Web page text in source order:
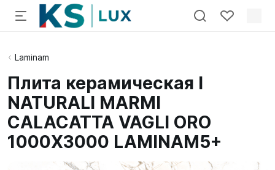
Laminam
Плита керамическая I
NATURALI MARMI
CALACATTA VAGLI ORO
1000X3000 LAMINAM5+